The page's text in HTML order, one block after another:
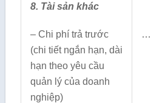
8. Tài sản khác
– Chi phí trả trước
(chi tiết ngắn hạn, dài
hạn theo yêu cầu
quản lý của doanh
nghiệp)
…